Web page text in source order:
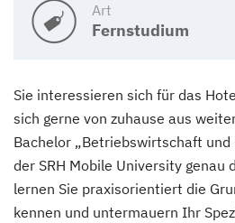
Art
Fernstudium
Sie interessieren sich für das
sich gerne von zuhause aus
Bachelor „Betriebswirtschaft
der SRH Mobile University genau
lernen Sie praxisorientiert die
kennen und untermauern Ihr